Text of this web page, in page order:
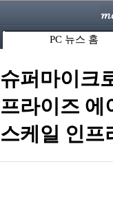
PC 뉴스 홈
슈퍼마이크
프라이즈 에
스케일 인프